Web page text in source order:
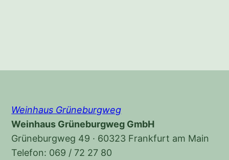
Weinhaus Grüneburgweg
Weinhaus Grüneburgweg GmbH
Grüneburgweg 49 · 60323 Frankfurt am Main
Telefon: 069 / 72 27 80